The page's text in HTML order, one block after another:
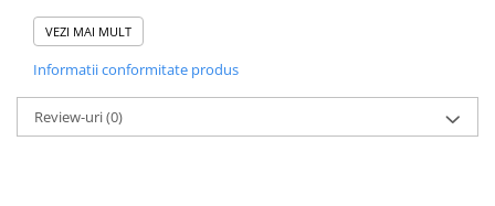
Dimensiuni:
Inaltime - 99cm
Adancime - 58cm
VEZI MAI MULT
Informatii conformitate produs
Review-uri(0)